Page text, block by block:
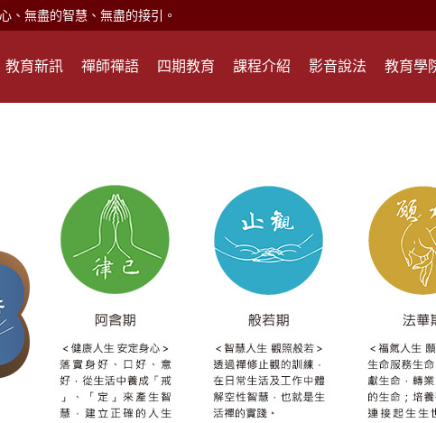
。
在？
，讓生命更寬廣。
、無盡的智慧、無盡的接引。
。
頭就開。
在？
，讓生命更寬廣。
教育新訊 禪師禪語 四期教育 課程介紹 影音說法 教育學